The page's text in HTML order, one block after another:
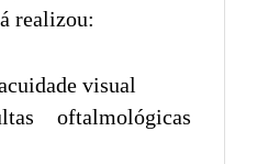
realizou:
visual
oftalmológicas